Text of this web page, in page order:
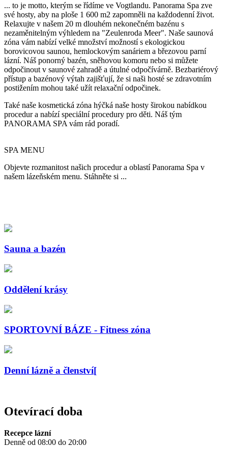
... to je motto, kterým se řídíme ve Vogtlandu. Panorama Spa zve
své hosty, aby na ploše 1 600 m2 zapomněli na každodenní život.
Relaxujte v našem 20 m dlouhém nekonečném bazénu s
nezaměnitelným výhledem na "Zeulenroda Meer". Naše saunová
zóna vám nabízí velké množství možností s ekologickou
borovicovou saunou, hemlockovým sanáriem a březovou parní
lázní. Náš ponorný bazén, sněhovou komoru nebo si můžete
odpočinout v saunové zahradě a útulné odpočívárně. Bezbariérový
přístup a bazénový výtah zajišťují, že si naši hosté se zdravotním
postižením mohou také užít relaxační odpočinek.
Také naše kosmetická zóna hýčká naše hosty širokou nabídkou
procedur a nabízí speciální procedury pro děti. Náš tým
PANORAMA SPA vám rád poradí.
SPA MENU
Objevte rozmanitost našich procedur a oblastí Panorama Spa v
našem lázeňském menu. Stáhněte si ...
Sauna a bazén
Oddělení krásy
SPORTOVNÍ BÁZE - Fitness zóna
Denní lázně a členství[
Otevírací doba
Recepce lázní
Denně od 08:00 do 20:00